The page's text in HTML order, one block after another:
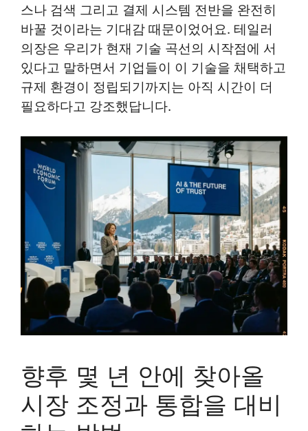
스나 검색 그리고 결제 시스템 전반을 완전히
바꿀 것이라는 기대감 때문이었어요. 테일러
의장은 우리가 현재 기술 곡선의 시작점에 서
있다고 말하면서 기업들이 이 기술을 채택하고
규제 환경이 정립되기까지는 아직 시간이 더
필요하다고 강조했답니다.
향후 몇 년 안에 찾아올
시장 조정과 통합을 대비